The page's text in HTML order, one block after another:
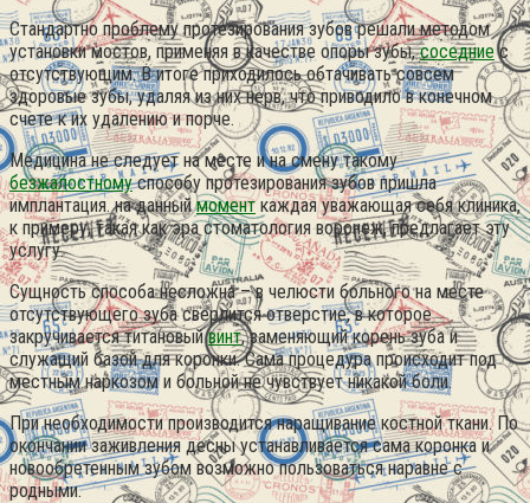
Стандартно проблему протезирования зубов решали методом
установки мостов, применяя в качестве опоры зубы,соседниес
отсутствующим. В итоге приходилось обтачивать совсем
здоровые зубы, удаляя из них нерв, что приводило в конечном
счете к их удалению и порче.
Медицина не следует на месте и на смену такому
безжалостномуспособу протезирования зубов пришла
имплантация. на данныймоменткаждая уважающая себя клиника,
к примеру, такая как эра стоматология воронеж, предлагает эту
услугу.
Сущность способа несложна – в челюсти больного на месте
отсутствующего зуба сверлится отверстие, в которое
закручивается титановыйвинт, заменяющий корень зуба и
служащий базой для коронки. Сама процедура происходит под
местным наркозом и больной не чувствует никакой боли.
При необходимости производится наращивание костной ткани. По
окончании заживления десны устанавливается сама коронка и
новообретенным зубом возможно пользоваться наравне с
родными.